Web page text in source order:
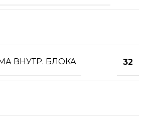
ВНУТР. БЛОКА 32